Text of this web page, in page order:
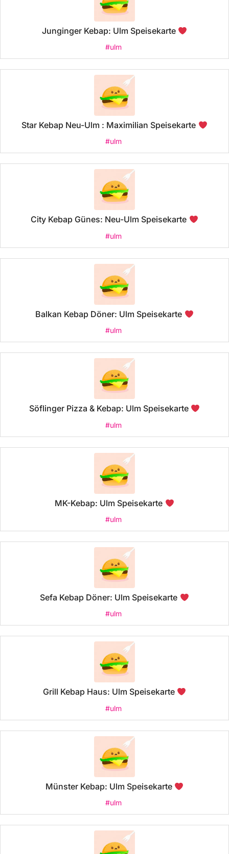
Junginger Kebap: Ulm Speisekarte
#ulm
Star Kebap Neu-Ulm : Maximilian Speisekarte
#ulm
City Kebap Günes: Neu-Ulm Speisekarte
#ulm
Balkan Kebap Döner: Ulm Speisekarte
#ulm
Söflinger Pizza & Kebap: Ulm Speisekarte
#ulm
MK-Kebap: Ulm Speisekarte
#ulm
Sefa Kebap Döner: Ulm Speisekarte
#ulm
Grill Kebap Haus: Ulm Speisekarte
#ulm
Münster Kebap: Ulm Speisekarte
#ulm